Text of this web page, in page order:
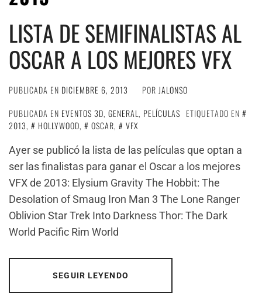
LISTA DE SEMIFINALISTAS AL
OSCAR A LOS MEJORES VFX
PUBLICADA EN DICIEMBRE 6, 2013 POR JALONSO
PUBLICADA EN EVENTOS 3D, GENERAL, PELÍCULAS ETIQUETADO EN
2013, HOLLYWOOD, OSCAR,
VFX
Ayer se publicó la lista de las películas que optan a
ser las finalistas para ganar el Oscar a los mejores
VFX de 2013: Elysium Gravity The Hobbit: The
Desolation of Smaug Iron Man 3 The Lone Ranger
Oblivion Star Trek Into Darkness Thor: The Dark
World Pacific Rim World
SEGUIR LEYENDO